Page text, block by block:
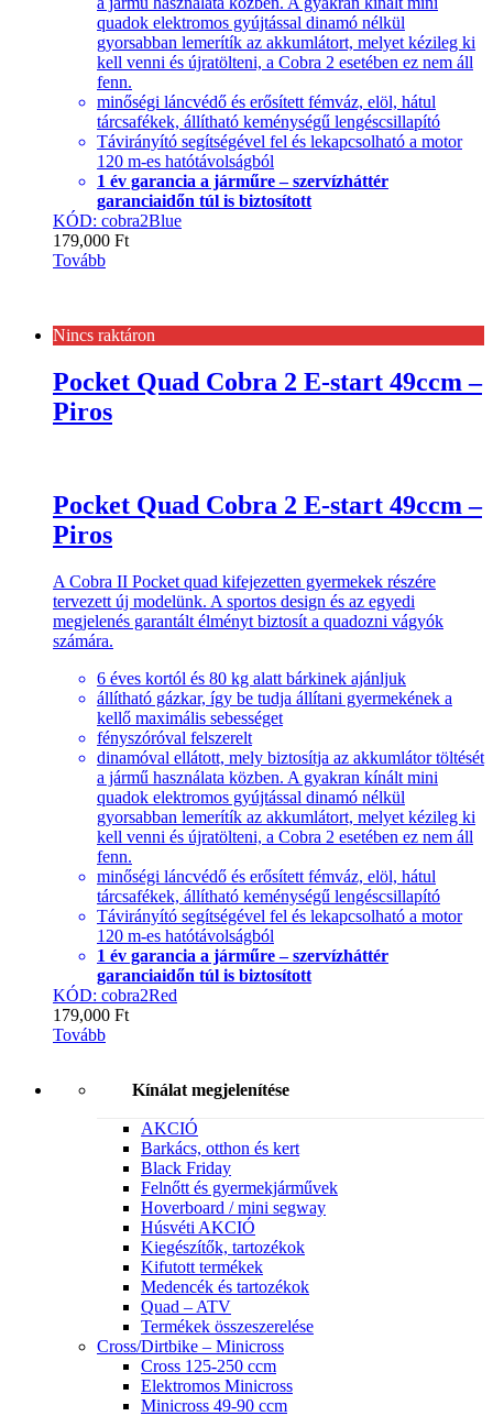
quadok elektromos gyújtással dinamó nélkül
gyorsabban lemerítík az akkumlátort, melyet kézileg ki
kell venni és újratölteni, a Cobra 2 esetében ez nem áll
fenn.
minőségi láncvédő és erősített fémváz, elöl, hátul
tárcsafékek, állítható keménységű lengéscsillapító
Távirányító segítségével fel és lekapcsolható a motor
120 m-es hatótávolságból
1 év garancia a járműre – szervízháttér
garanciaidőn túl is biztosított
KÓD: cobra2Blue
179,000 Ft
Tovább
Nincs raktáron
Pocket Quad Cobra 2 E-start 49ccm –
Piros
Pocket Quad Cobra 2 E-start 49ccm –
Piros
A Cobra II Pocket quad kifejezetten gyermekek részére
tervezett új modelünk. A sportos design és az egyedi
megjelenés garantált élményt biztosít a quadozni vágyók
számára.
6 éves kortól és 80 kg alatt bárkinek ajánljuk
állítható gázkar, így be tudja állítani gyermekének a
kellő maximális sebességet
fényszóróval felszerelt
dinamóval ellátott, mely biztosítja az akkumlátor töltését
a jármű használata közben. A gyakran kínált mini
quadok elektromos gyújtással dinamó nélkül
gyorsabban lemerítík az akkumlátort, melyet kézileg ki
kell venni és újratölteni, a Cobra 2 esetében ez nem áll
fenn.
minőségi láncvédő és erősített fémváz, elöl, hátul
tárcsafékek, állítható keménységű lengéscsillapító
Távirányító segítségével fel és lekapcsolható a motor
120 m-es hatótávolságból
1 év garancia a járműre – szervízháttér
garanciaidőn túl is biztosított
KÓD: cobra2Red
179,000 Ft
Tovább
Kínálat megjelenítése
AKCIÓ
Barkács, otthon és kert
Black Friday
Felnőtt és gyermekjárművek
Hoverboard / mini segway
Húsvéti AKCIÓ
Kiegészítők, tartozékok
Kifutott termékek
Medencék és tartozékok
Quad – ATV
Termékek összeszerelése
Cross/Dirtbike – Minicross
Cross 125-250 ccm
Elektromos Minicross
Minicross 49-90 ccm